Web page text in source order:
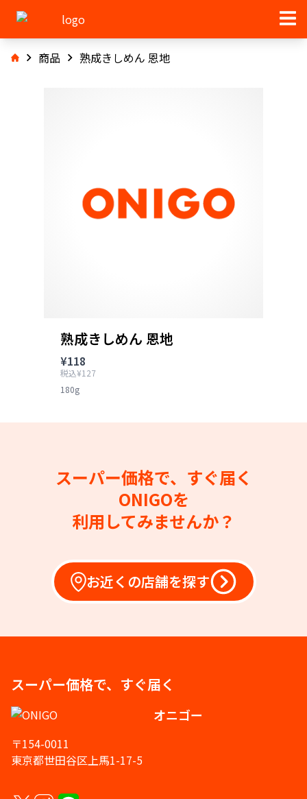
商品 熟成きしめん 恩地
熟成きしめん 恩地
¥118
税込¥127
180g
スーパー価格で、すぐ届く
ONIGOを
利用してみませんか？
お近くの店舗を探す
スーパー価格で、すぐ届く
オニゴー
〒154-0011
東京都世田谷区上馬1-17-5